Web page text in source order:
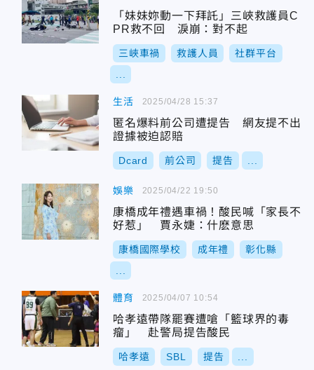
「妹妹妳動一下拜託」三峽救護員C
PR救不回 淚崩：對不起
三峽車禍 救護人員 社群平台
生活
匿名爆料前公司遭提告 網友提不出
證據被迫認賠
Dcard 前公司 提告
2025/04/28 15:37
娛樂
康橋成年禮遇車禍！酸民喊「家長不
好惹」 賈永婕：什麽意思
康橋國際學校 成年禮 彰化縣
2025/04/22 19:50
體育
哈孝遠帶隊罷賽遭嗆「籃球界的毒
瘤」 赴警局提告酸民
哈孝遠 SBL 提告
2025/04/07 10:54